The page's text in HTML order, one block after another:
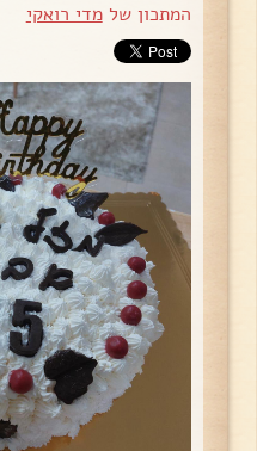
המתכון שלמדי רואקי